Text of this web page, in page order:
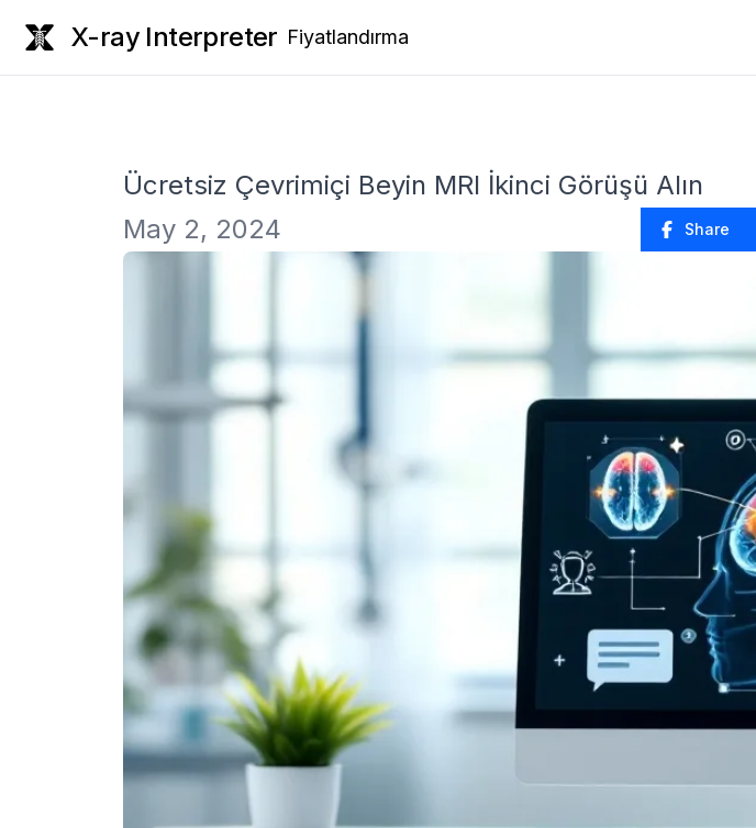
X-ray Interpreter Fiyatlandırma
Ücretsiz Çevrimiçi Beyin MRI İkinci Görüşü Alın
May 2, 2024
Share